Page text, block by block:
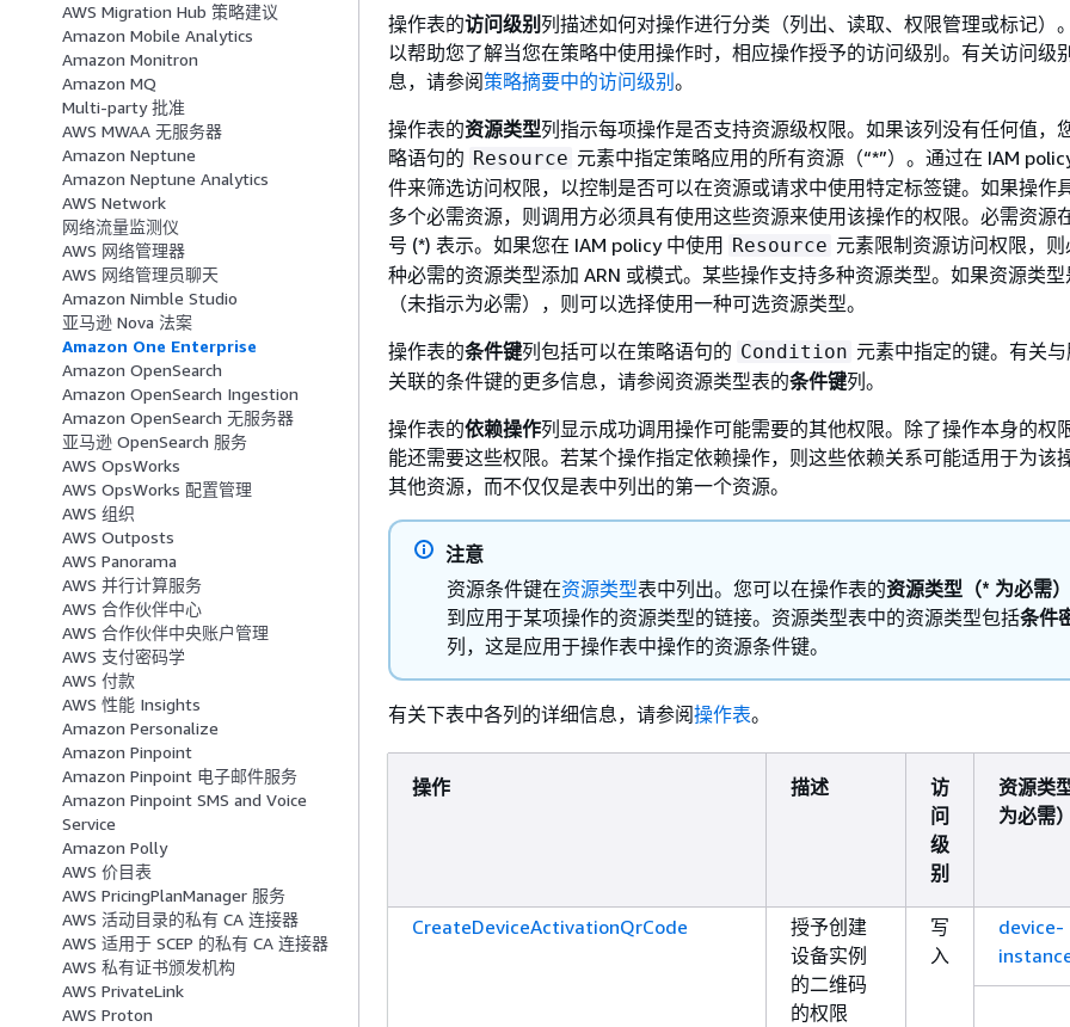
AWS Migration Hub 策略建议
Amazon Mobile Analytics
Amazon Monitron
Amazon MQ
Multi-party 批准
AWS MWAA 无服务器
Amazon Neptune
Amazon Neptune Analytics
AWS Network
网络流量监测仪
AWS 网络管理器
AWS 网络管理员聊天
Amazon Nimble Studio
亚马逊 Nova 法案
Amazon One Enterprise
Amazon OpenSearch
Amazon OpenSearch Ingestion
Amazon OpenSearch 无服务器
亚马逊 OpenSearch 服务
AWS OpsWorks
AWS OpsWorks 配置管理
AWS 组织
AWS Outposts
AWS Panorama
AWS 并行计算服务
AWS 合作伙伴中心
AWS 合作伙伴中央账户管理
AWS 支付密码学
AWS 付款
AWS 性能 Insights
Amazon Personalize
Amazon Pinpoint
Amazon Pinpoint 电子邮件服务
Amazon Pinpoint SMS and Voice
Service
Amazon Polly
AWS 价目表
AWS PricingPlanManager 服务
AWS 活动目录的私有 CA 连接器
AWS 适用于 SCEP 的私有 CA 连接器
AWS 私有证书颁发机构
AWS PrivateLink
AWS Proton
操作表的访问级别 列描述如何对操作进行分类（列出、读取、权限管理或标记）
以帮助您了解当您在策略中使用操作时，相应操作授予的访问级别。有关访问级
息，请参阅策略摘要中的访问级别。
操作表的资源类型列指示每项操作是否支持资源级权限。如果该列没有任何值，
略语句的 Resource 元素中指定策略应用的所有资源（“*”）。通过在 IAM
件来筛选访问权限，以控制是否可以在资源或请求中使用特定标签键。如果操作
多个必需资源，则调用方必须具有使用这些资源来使用该操作的权限。必需资源
号 (*) 表示。如果您在 IAM policy 中使用 Resource 元素限制资源访问权限，
种必需的资源类型添加 ARN 或模式。某些操作支持多种资源类型。如果资源类
（未指示为必需），则可以选择使用一种可选资源类型。
操作表的条件键列包括可以在策略语句的 Condition 元素中指定的键。有关
关联的条件键的更多信息，请参阅资源类型表的条件键列。
操作表的依赖操作列显示成功调用操作可能需要的其他权限。除了操作本身的权
能还需要这些权限。若某个操作指定依赖操作，则这些依赖关系可能适用于为该
其他资源，而不仅仅是表中列出的第一个资源。
注意
资源条件键在资源类型表中列出。您可以在操作表的资源类型（* 为必需）
到应用于某项操作的资源类型的链接。资源类型表中的资源类型包括条件
列，这是应用于操作表中操作的资源条件键。
有关下表中各列的详细信息，请参阅操作表。
操作 描述
访
问
级
别
资源类
为必需）
CreateDeviceActivationQrCode
授予创建
设备实例
的二维码
的权限
写
入
device-